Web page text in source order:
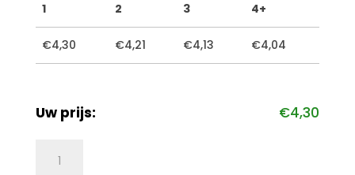
1
2 3 4+
€4,30 €4,21 €4,13 €4,04
Uw prijs: €4,30
aantal